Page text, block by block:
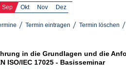
Sep Okt Nov Dez
Termin eintragen Termin löschen
in die Grundlagen und die
ISO/IEC 17025 - Basisseminar